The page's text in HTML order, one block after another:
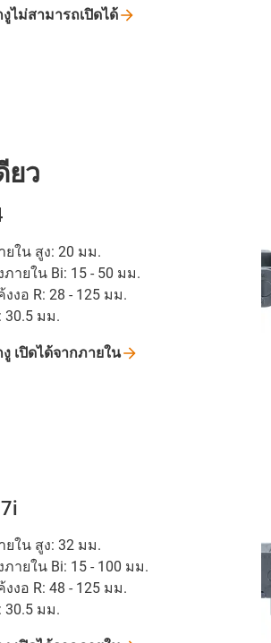
งูไม่สามารถเปิดได้
ยว
ใน สูง: 20 มม.
ภายใน Bi: 15 - 50 มม.
งงอ R: 28 - 125 มม.
30.5 มม.
งู เปิดได้จากภายใน
ใน สูง: 32 มม.
ายใน Bi: 15 - 100 มม.
งอ R: 48 - 125 มม.
30.5 มม.